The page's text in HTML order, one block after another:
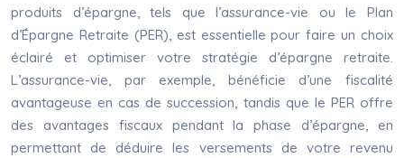
produits d’épargne, tels que l’assurance-vie ou le Plan
d’Épargne Retraite (PER), est essentielle pour faire un choix
éclairé et optimiser votre stratégie d’épargne retraite.
L’assurance-vie, par exemple, bénéficie d’une fiscalité
avantageuse en cas de succession, tandis que le PER offre
des avantages fiscaux pendant la phase d’épargne, en
permettant de déduire les versements de votre revenu